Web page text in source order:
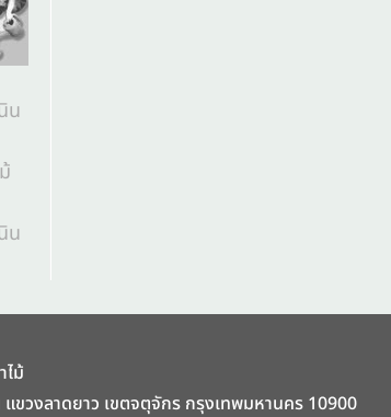
ม้
ขวงลาดยาว เขตจตุจักร กรุงเทพมหานคร 10900